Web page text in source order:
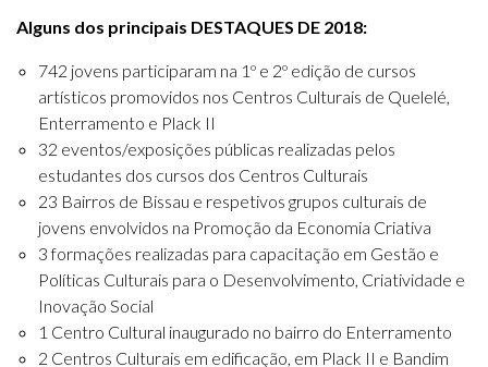
Alguns dos principais DESTAQUES DE 2018:
742 jovens participaram na 1º e 2º edição de cursos
artísticos promovidos nos Centros Culturais de Quelelé,
Enterramento e Plack II
32 eventos/exposições públicas realizadas pelos
estudantes dos cursos dos Centros Culturais
23 Bairros de Bissau e respetivos grupos culturais de
jovens envolvidos na Promoção da Economia Criativa
3 formações realizadas para capacitação em Gestão e
Políticas Culturais para o Desenvolvimento, Criatividade e
Inovação Social
1 Centro Cultural inaugurado no bairro do Enterramento
2 Centros Culturais em edificação, em Plack II e Bandim